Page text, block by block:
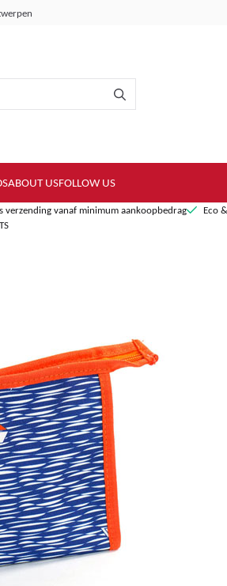
ABOUT USFOLLOW US
verzending vanaf minimum aankoopbedrag Eco